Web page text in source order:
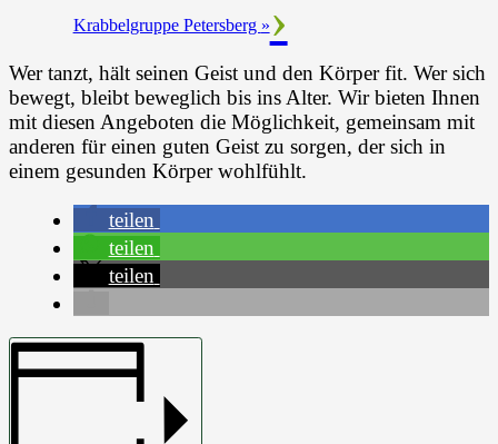
Krabbelgruppe Petersberg »
Wer tanzt, hält seinen Geist und den Körper fit. Wer sich
bewegt, bleibt beweglich bis ins Alter. Wir bieten Ihnen
mit diesen Angeboten die Möglichkeit, gemeinsam mit
anderen für einen guten Geist zu sorgen, der sich in
einem gesunden Körper wohlfühlt.
teilen
teilen
teilen